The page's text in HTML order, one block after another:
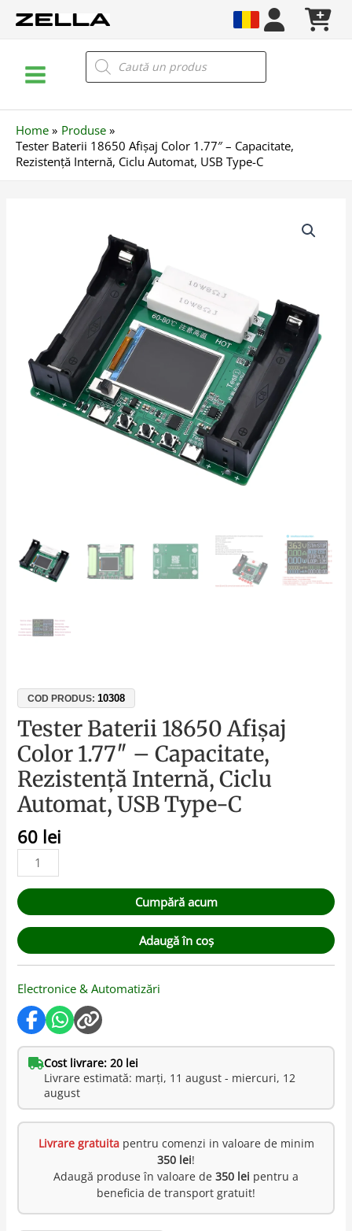
Menu
Products
search
Home
Produse
Tester Baterii 18650 Afișaj Color 1.77″ – Capacitate,
Rezistență Internă, Ciclu Automat, USB Type-C
COD PRODUS:10308
Tester Baterii 18650 Afișaj
Color 1.77″ – Capacitate,
Rezistență Internă, Ciclu
Automat, USB Type-C
60 lei
Capacitate,
Rezistență
Internă,
Cumpără acum
Adaugă în coș
Electronice & Automatizări
Cost livrare: 20 lei
Livrare estimată: marți, 11 august - miercuri, 12
august
Livrare gratuitapentru comenzi in valoare de minim
350 lei!
Adaugă produse în valoare de 350 lei pentru a
beneficia de transport gratuit!